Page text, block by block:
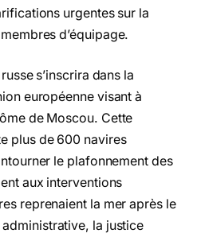
urgentes sur la
d’équipage.
s’inscrira dans la
européenne visant à
de Moscou. Cette
plus de 600 navires
le plafonnement des
aux interventions
reprenaient la mer après le
administrative, la justice